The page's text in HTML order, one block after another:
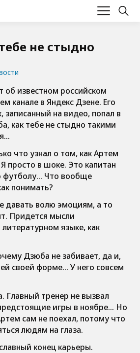
не стыдно
об известном российском
канале в Яндекс Дзене. Его
записанный на видео, попал в
как тебе не стыдно такими
что узнал о том, как Артем
просто в шоке. Это капитан
футболу… Что вообще
понимать?
давать волю эмоциям, а то
Придется мысли
языке, как
Дзюба не забивает, да и,
своей форме… У него совсем
Главный тренер не вызвал
игры в ноябре… Но
сам не поехал, потому что
людям на глаза.
конец карьеры.